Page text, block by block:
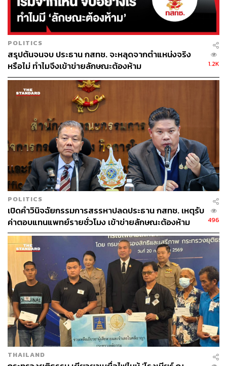
THE STANDARD มีโอกาสพูดคุยกับ นพ.สุวิทย์ วิบุลผล
ประเสริฐ อดีตกรรมการผู้ทรงคุณวุฒิด้านสังคมศาสตร์ใน
คณะกรรมการหลักประกันสุขภาพแห่งชาติ (สปสช.) และ
ประธานอนุกรรมการหลักประกันสุขภาพระดับเขตพื้นที่ เขต
13 กรุงเทพมหานคร (อปสข.) และยังเป็นผู้ที่อยู่เบื้องหลังการ
ขับเคลื่อนการจัดงาน PMAC ตั้งแต่ปีแรกจนถึงปัจจุบัน มาบ
อกเล่าถึงจุดเริ่มต้นของงานประชุม PMAC และผลสัมฤทธิ์ที่
สร้างความสำเร็จให้กับวงการแพทย์และสาธารณสุขทั่วโลก
จุดเริ่มต้น ‘การประชุมวิชาการนานาชาติรางวัลสมเด็จ
เจ้าฟ้ามหิดล’
นพ.สุวิทย์ เล่าว่า มูลนิธิรางวัลสมเด็จเจ้าฟ้ามหิดลฯ ริเริ่มจัด
งาน PMAC ขึ้นเพื่อต่อยอดจิตวิญญาณของ ‘รางวัลสมเด็จเจ้า
ฟ้ามหิดล’ ที่มอบให้กับบุคคล บุคลากร หรือองค์การทั่วโลก ที่
มีผลงานดีเด่น เป็นประโยชน์ต่อมวลมนุษยชาติ ทางด้านการ
แพทย์และด้านการสาธารณสุข
“รางวัลสมเด็จเจ้าฟ้ามหิดลเป็นรางวัลที่พระบาทสมเด็จ
พระบรมชนกาธิเบศร มหาภูมิพลอดุลยเดชมหาราช บรมนาถ
บพิตร ทรงพระกรุณาโปรดเกล้าฯ พระราชทานพระบรมรา
ชานุญาตให้จัดตั้งขึ้น เพื่อถวายเป็นพระราชานุสรณ์แด่สมเด็จ
พระมหิตลาธิเบศร อดุลยเดชวิกรม พระบรมราชชนก ใน
ฐานะองค์บิดาแห่งการแพทย์แผนปัจจุบันและการสาธารณสุข
ของไทย”
POLITICS
สรุปต้นจนจบ ประธาน กสทช. จะหลุดจากตำแหน่งจริง
หรือไม่ ทำไมจึงเข้าข่ายลักษณะต้องห้าม
1.2K
POLITICS
เปิดคำวินิจฉัยกรรมการสรรหาปลดประธาน กสทช. เหตุรับ
ค่าตอบแทนแพทย์รายชั่วโมง เข้าข่ายลักษณะต้องห้าม
496
THAILAND